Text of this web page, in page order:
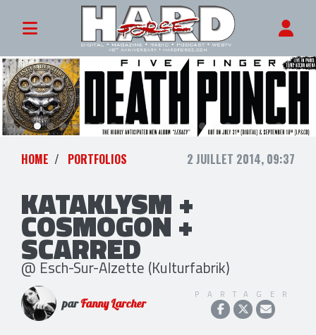
HOME PORTFOLIOS 2 JUILLET 2014, 09:37
KATAKLYSM +
COSMOGON +
SCARRED
@ Esch-Sur-Alzette (Kulturfabrik)
parFanny Larcher
PARTAGER